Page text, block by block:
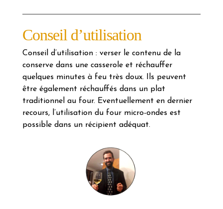
Conseil d’utilisation
Conseil d’utilisation : verser le contenu de la
conserve dans une casserole et réchauffer
quelques minutes à feu très doux. Ils peuvent
être également réchauffés dans un plat
traditionnel au four. Eventuellement en dernier
recours, l’utilisation du four micro-ondes est
possible dans un récipient adéquat.